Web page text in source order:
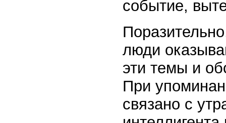
событие,
люди
эти темы и
При
связано с